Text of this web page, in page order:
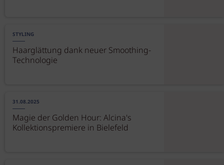
STYLING
Haarglättung dank neuer Smoothing-
Technologie
31.08.2025
Magie der Golden Hour: Alcina's
Kollektionspremiere in Bielefeld